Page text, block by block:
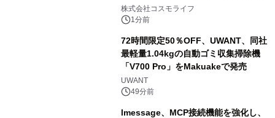
ャンペーンを実施
株式会社コスモライフ
1分前
72時間限定50％OFF、UWANT、同社
最軽量1.04kgの自動ゴミ収集掃除機
「V700 Pro」をMakuakeで発売
UWANT
49分前
lmessage、MCP接続機能を強化し、